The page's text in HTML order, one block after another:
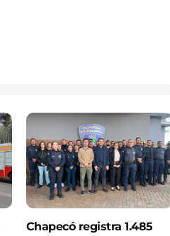
Chapecó registra 1.485